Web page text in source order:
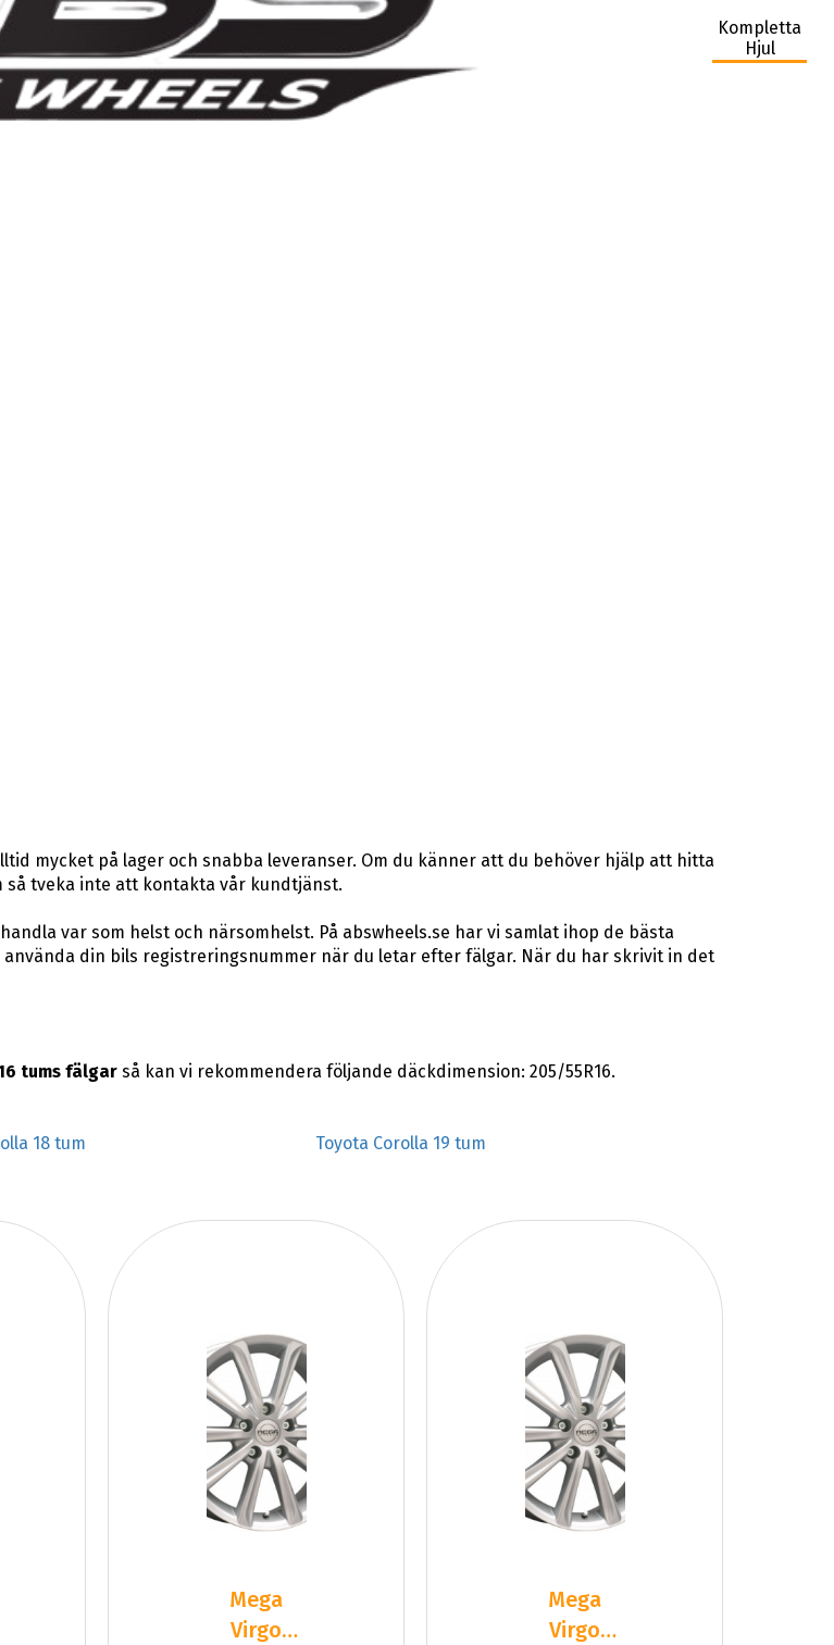
Kompletta
Hjul
mycket på lager och snabba leveranser. Om du känner att du behöver hjälp att hitta
tveka inte att kontakta vår kundtjänst.
var som helst och närsomhelst. På abswheels.se har vi samlat ihop de bästa
använda din bils registreringsnummer när du letar efter fälgar. När du har skrivit in det
tums fälgarså kan vi rekommendera följande däckdimension: 205/55R16.
18 tum
Toyota Corolla 19 tum
Mega
Virgo
Mega
Virgo